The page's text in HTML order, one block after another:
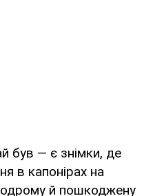
був — є знімки, де
в капонірах на
й пошкоджену